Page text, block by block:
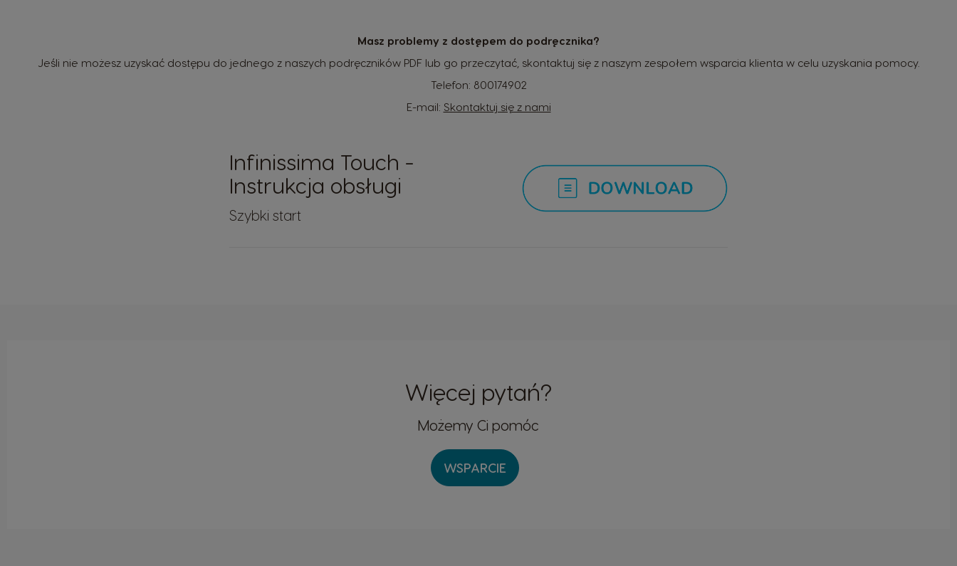
Masz problemy z dostępem do podręcznika?
Jeśli nie możesz uzyskać dostępu do jednego z naszych podręczników PDF lub go przeczytać, skontaktuj się z naszym zespołem wsparcia klienta w celu uzyskania pomocy.
Telefon: 800174902
E-mail: Skontaktuj się z nami
Infinissima Touch -
Instrukcja obsługi
Szybki start
Więcej pytań?
Możemy Ci pomóc
WSPARCIE